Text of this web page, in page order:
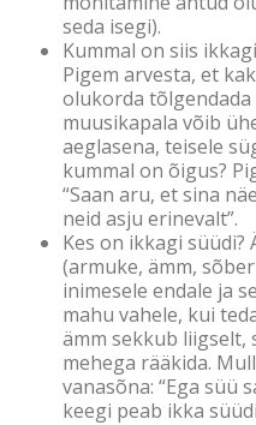
seda isegi).
Kummal on siis
Pigem arvesta, et
olukorda tõlgendada
muusikapala võib
aeglasena, teisele
kummal on õigus?
“Saan aru, et sina
neid asju erinevalt”.
Kes on ikkagi süüdi?
(armuke, ämm,
inimesele endale ja
mahu vahele, kui
ämm sekkub liigselt,
mehega rääkida.
vanasõna: “Ega süü
keegi peab ikka